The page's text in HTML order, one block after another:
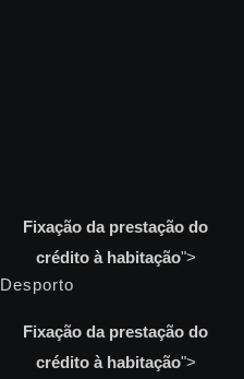
Fixação da prestação do
crédito à habitação">
Desporto
Fixação da prestação do
crédito à habitação">